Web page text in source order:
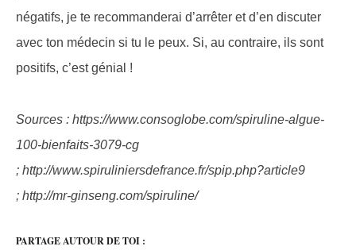
négatifs, je te recommanderai d’arrêter et d’en discuter
avec ton médecin si tu le peux. Si, au contraire, ils sont
positifs, c’est génial !
Sources : https://www.consoglobe.com/spiruline-algue-
100-bienfaits-3079-cg
; http://www.spiruliniersdefrance.fr/spip.php?article9
; http://mr-ginseng.com/spiruline/
PARTAGE AUTOUR DE TOI :